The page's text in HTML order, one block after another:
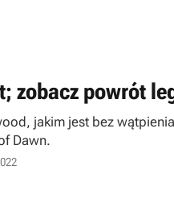
zobacz powrót
jakim jest bez
Dawn.